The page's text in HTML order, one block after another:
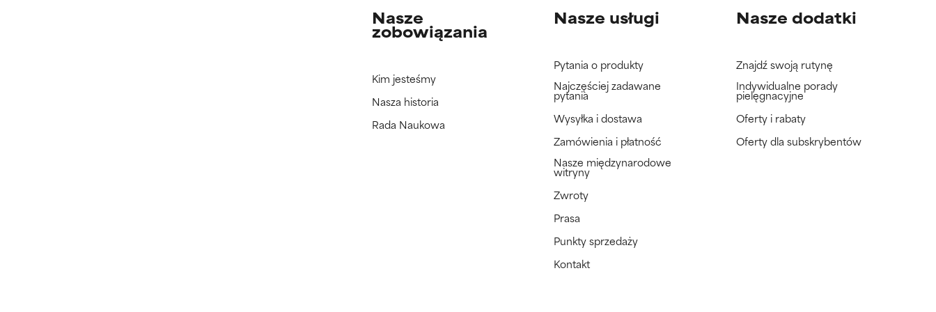
Nasze
zobowiązania
Kim jesteśmy
Nasza historia
Rada Naukowa
Nasze usługi
Pytania o produkty
Najczęściej zadawane
pytania
Wysyłka i dostawa
Zamówienia i płatność
Nasze międzynarodowe
witryny
Zwroty
Prasa
Punkty sprzedaży
Kontakt
Nasze dodatki
Znajdź swoją rutynę
Indywidualne porady
pielęgnacyjne
Oferty i rabaty
Oferty dla subskrybentów